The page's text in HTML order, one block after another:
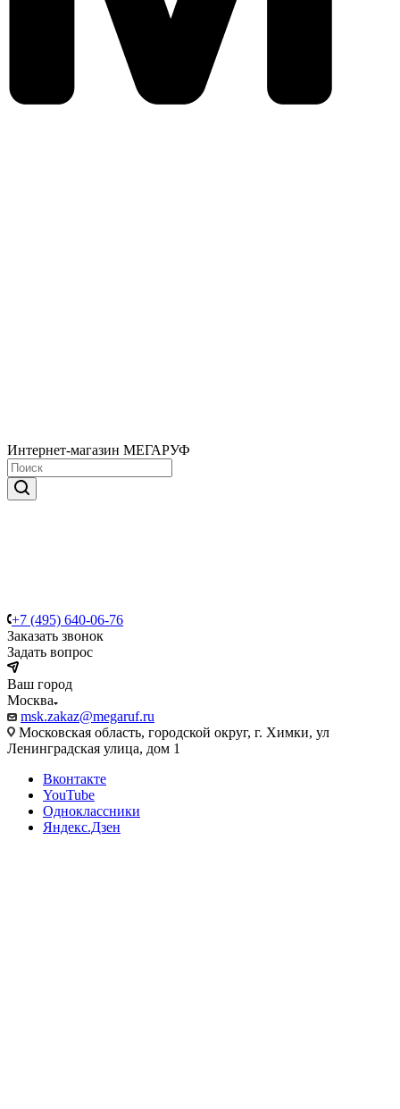
Интернет-магазин МЕГАРУФ
+7 (495) 640-06-76
Заказать звонок
Задать вопрос
Ваш город
Москва
msk.zakaz@megaruf.ru
Московская область, городской округ, г. Химки, ул
Ленинградская улица, дом 1
Вконтакте
YouTube
Одноклассники
Яндекс.Дзен